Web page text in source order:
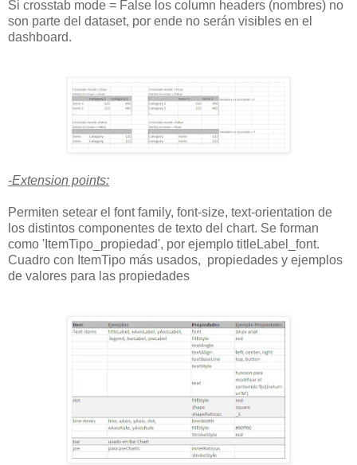
Si crosstab mode = False los column headers (nombres) no
son parte del dataset, por ende no serán visibles en el
dashboard.
-Extension points:
Permiten setear el font family, font-size, text-orientation de
los distintos componentes de texto del chart. Se forman
como 'ItemTipo_propiedad', por ejemplo titleLabel_font.
Cuadro con ItemTipo más usados, propiedades y ejemplos
de valores para las propiedades